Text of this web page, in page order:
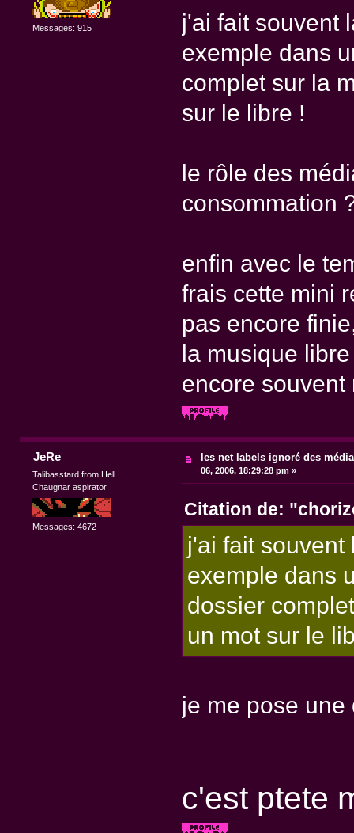
Messages: 915
j'ai fait souvent
exemple dans
complet sur la
sur le libre !
le rôle des
consommation
enfin avec le
frais cette mini
pas encore
la musique
encore souvent
JeRe
Talibasstard from Hell
Chaugnar aspirator
Messages: 4672
les net labels ignoré des
06, 2006, 18:29:28 pm »
Citation de:
j'ai fait
exemple dans
dossier
un mot sur le
je me pose une
c'est ptete